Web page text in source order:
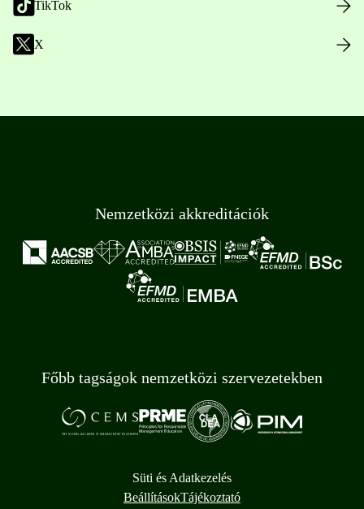
TikTok
X
Nemzetközi akkreditációk
Főbb tagságok nemzetközi szervezetekben
Süti és Adatkezelés
BeállításokTájékoztató